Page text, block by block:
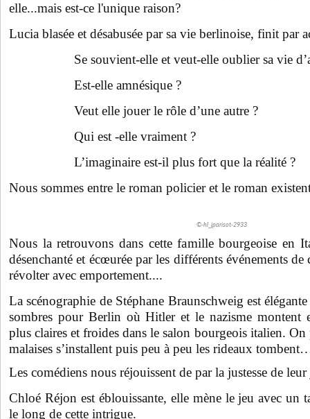
elle...mais est-ce l'unique raison?
Lucia blasée et désabusée par sa vie berlinoise, finit par
Se souvient-elle et veut-elle oublier sa vie
Est-elle amnésique ?
Veut elle jouer le rôle d’une autre ?
Qui est -elle vraiment ?
L’imaginaire est-il plus fort que la réalité ?
Nous sommes entre le roman policier et le roman
©-hl_jparisot-2933
Nous la retrouvons dans cette famille bourgeoise en
désenchanté et écœurée par les différents événements
révolter avec emportement....
La scénographie de Stéphane Braunschweig est
sombres pour Berlin où Hitler et le nazisme montent
plus claires et froides dans le salon bourgeois italien.
malaises s’installent puis peu à peu les rideaux
Les comédiens nous réjouissent de par la justesse de leur
Chloé Réjon est éblouissante, elle mène le jeu avec un
le long de cette intrigue.